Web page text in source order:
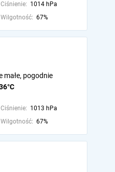
Ciśnienie: 1014 hPa
Wilgotność: 67%
małe, pogodnie
Ciśnienie: 1013 hPa
Wilgotność: 67%